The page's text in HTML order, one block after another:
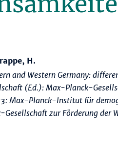
H.
and Western Germany:
(Ed.): Max-Planck-
Max-Planck-Institut für
zur Förderung der